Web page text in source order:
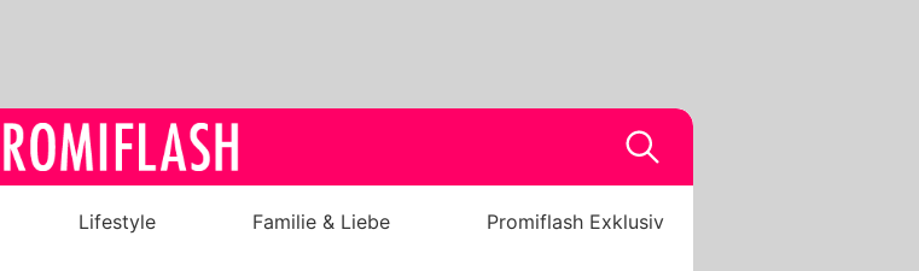
Lifestyle Familie & Liebe Promiflash Exklusiv